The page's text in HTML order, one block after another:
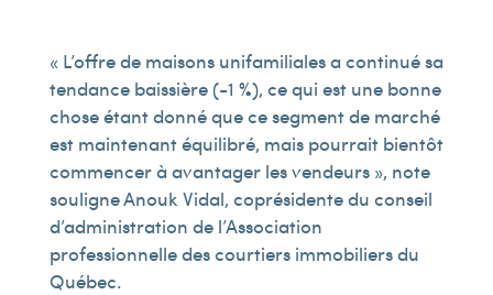
« L’offre de maisons unifamiliales a continué sa
tendance baissière (-1 %), ce qui est une bonne
chose étant donné que ce segment de marché
est maintenant équilibré, mais pourrait bientôt
commencer à avantager les vendeurs », note
souligne Anouk Vidal, coprésidente du conseil
d’administration de l’Association
professionnelle des courtiers immobiliers du
Québec.